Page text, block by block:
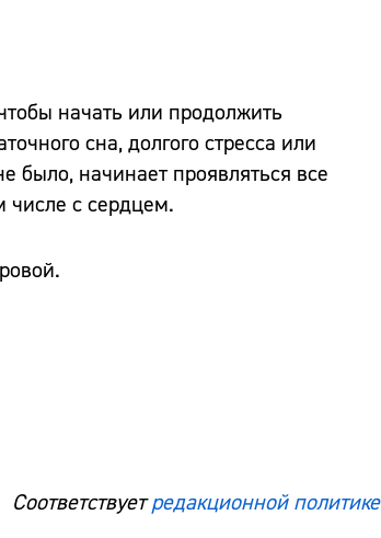
начать или продолжить
сна, долгого стресса или
было, начинает проявляться все
числе с сердцем.
Соответствуетредакционной политике